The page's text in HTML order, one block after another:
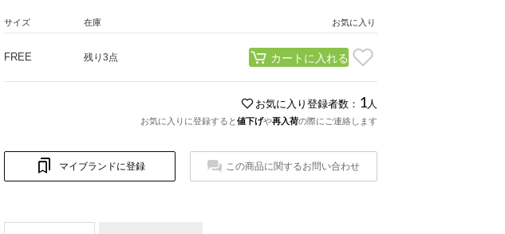
サイズ 在庫 お気に入り
FREE 残り3点 カートに入れる
お気に入り登録者数： 1 人
お気に入りに登録すると値下げや再入荷の際にご連絡します
マイブランドに登録 この商品に関するお問い合わせ